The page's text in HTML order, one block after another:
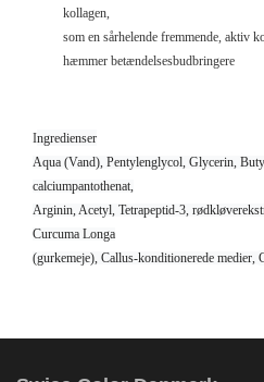
kollagen,
som en sårhelende fremmende, aktiv
hæmmer betændelsesbudbringere
Ingredienser
Aqua (Vand), Pentylenglycol, Glycerin,
calciumpantothenat,
Arginin, Acetyl, Tetrapeptid-3,
Curcuma Longa
(gurkemeje), Callus-konditionerede medier,